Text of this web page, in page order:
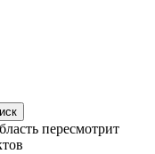
пересмотрит